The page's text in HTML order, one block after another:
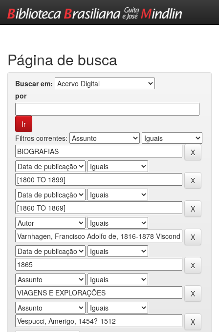
Página de busca
Buscar em:
por
Filtros correntes: